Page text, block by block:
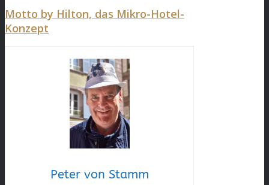
Motto by Hilton, das Mikro-Hotel-
Konzept
Peter von Stamm